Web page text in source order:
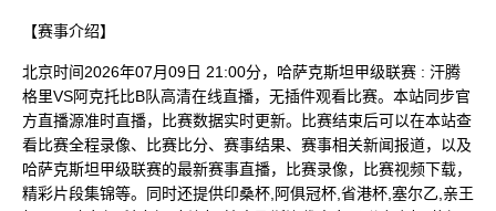
【赛事介绍】
北京时间2026年07月09日 21:00分，哈萨克斯坦甲级联赛 : 汗腾
格里VS阿克托比B队高清在线直播，无插件观看比赛。本站同步官
方直播源准时直播，比赛数据实时更新。比赛结束后可以在本站查
看比赛全程录像、比赛比分、赛事结果、赛事相关新闻报道，以及
哈萨克斯坦甲级联赛的最新赛事直播，比赛录像，比赛视频下载，
精彩片段集锦等。同时还提供印桑杯,阿俱冠杯,省港杯,塞尔乙,亲王